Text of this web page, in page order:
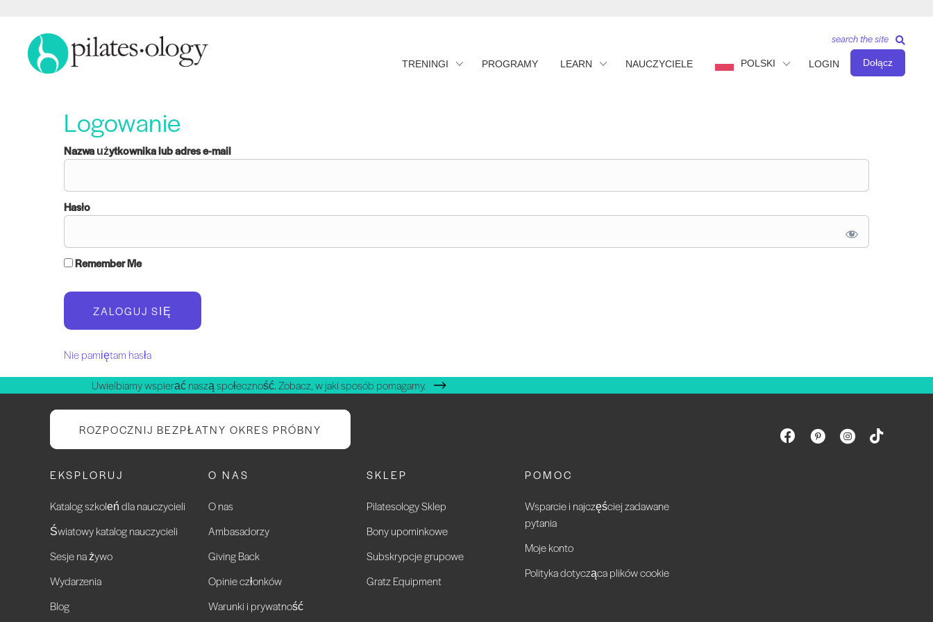
TRENINGI PROGRAMY LEARN NAUCZYCIELE POLSKI LOGIN Dołącz
search the site
Logowanie
Nazwa użytkownika lub adres e-mail
Hasło
Remember Me
Nie pamiętam hasła
Uwielbiamy wspierać naszą społeczność. Zobacz, w jaki sposób pomagamy.
ROZPOCZNIJ BEZPŁATNY OKRES PRÓBNY
EKSPLORUJ
Katalog szkoleń dla nauczycieli
Światowy katalog nauczycieli
Sesje na żywo
Wydarzenia
Blog
O NAS
O nas
Ambasadorzy
Giving Back
Opinie członków
Warunki i prywatność
SKLEP
Pilatesology Sklep
Bony upominkowe
Subskrypcje grupowe
Gratz Equipment
POMOC
Wsparcie i najczęściej zadawane
pytania
Moje konto
Polityka dotycząca plików cookie